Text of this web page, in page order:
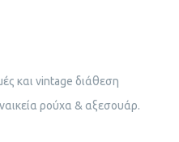
και vintage διάθεση
ρούχα & αξεσουάρ.